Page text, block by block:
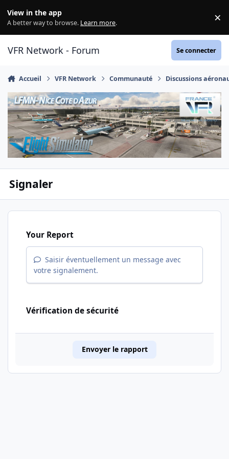
View in the app
A better way to browse. Learn more. ×
VFR Network - Forum Se connecter
Accueil VFR Network Communauté Discussions
Signaler
Your Report
Saisir éventuellement un message avec
votre signalement.
Vérification de sécurité
Envoyer le rapport